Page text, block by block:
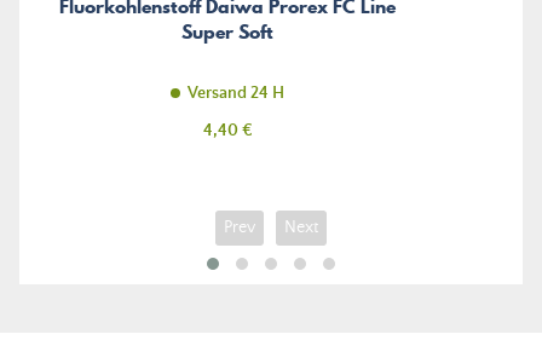
Fluorkohlenstoff Daiwa Prorex FC Line
Super Soft
Versand 24 H
Preis
4,40 €
Prev Next